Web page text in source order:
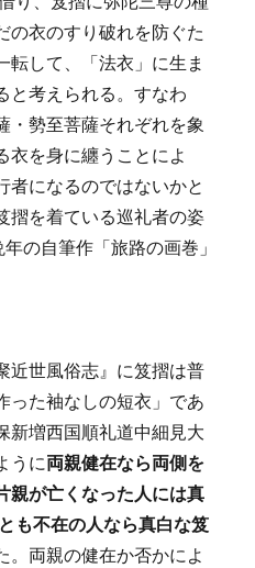
の衣のすり破れを防ぐた
転して、「法衣」に生ま
と考えられる。すなわ
・勢至菩薩それぞれを象
衣を身に纏うことによ
者になるのではないかと
摺を着ている巡礼者の姿
の自筆作「旅路の画巻」
近世風俗志』に笈摺は普
った袖なしの短衣」であ
新増西国順礼道中細見大
うに両親健在なら両側を
親が亡くなった人には真
も不在の人なら真白な笈
。両親の健在か否かによ